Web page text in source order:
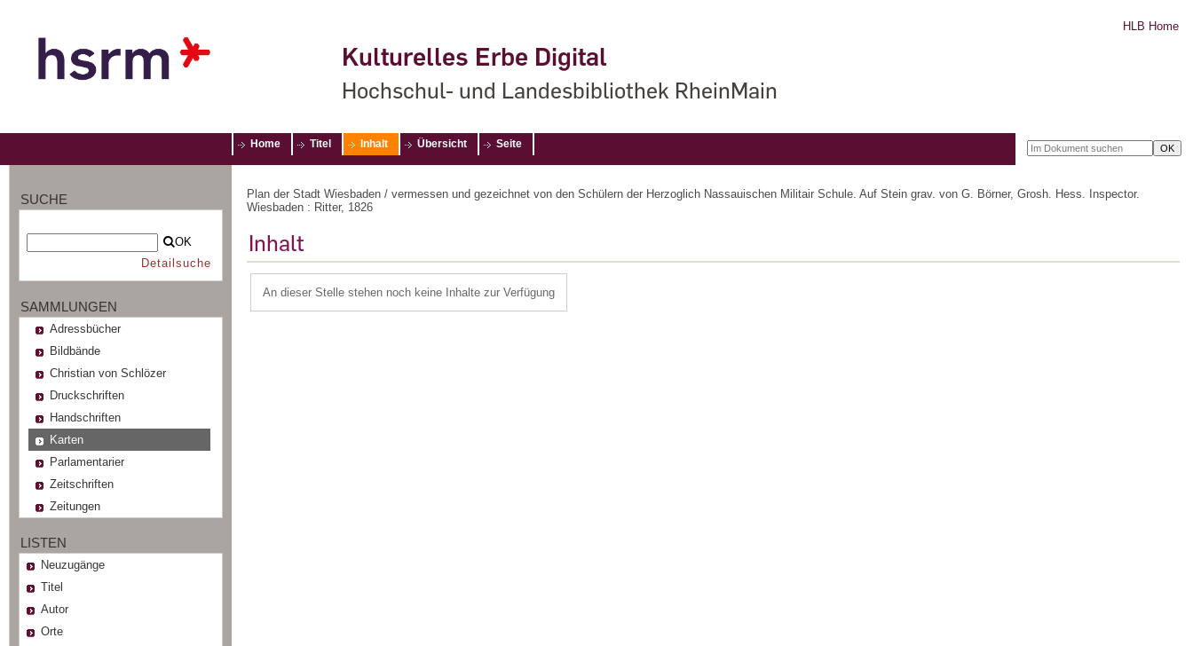
Kulturelles Erbe Digital
Hochschul- und Landesbibliothek RheinMain
HLB Home
Home Titel Inhalt Übersicht Seite
SUCHE
OK
Detailsuche
SAMMLUNGEN
Adressbücher
Bildbände
Christian von Schlözer
Druckschriften
Handschriften
Karten
Parlamentarier
Zeitschriften
Zeitungen
LISTEN
Neuzugänge
Titel
Autor
Orte
Plan der Stadt Wiesbaden / vermessen und gezeichnet von den Schülern der Herzoglich Nassauischen Militair Schule. Auf Stein grav. von G. Börner, Grosh. Hess. Inspector.
Wiesbaden : Ritter, 1826
Inhalt
An dieser Stelle stehen noch keine Inhalte zur Verfügung